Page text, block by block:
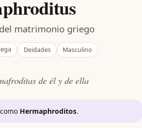
matrimonio griego
Deidades Masculino
de él y de ella
Hermaphroditos.